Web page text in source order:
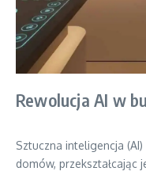
Rewolucja AI w
Sztuczna inteligencja
domów, przekształcając